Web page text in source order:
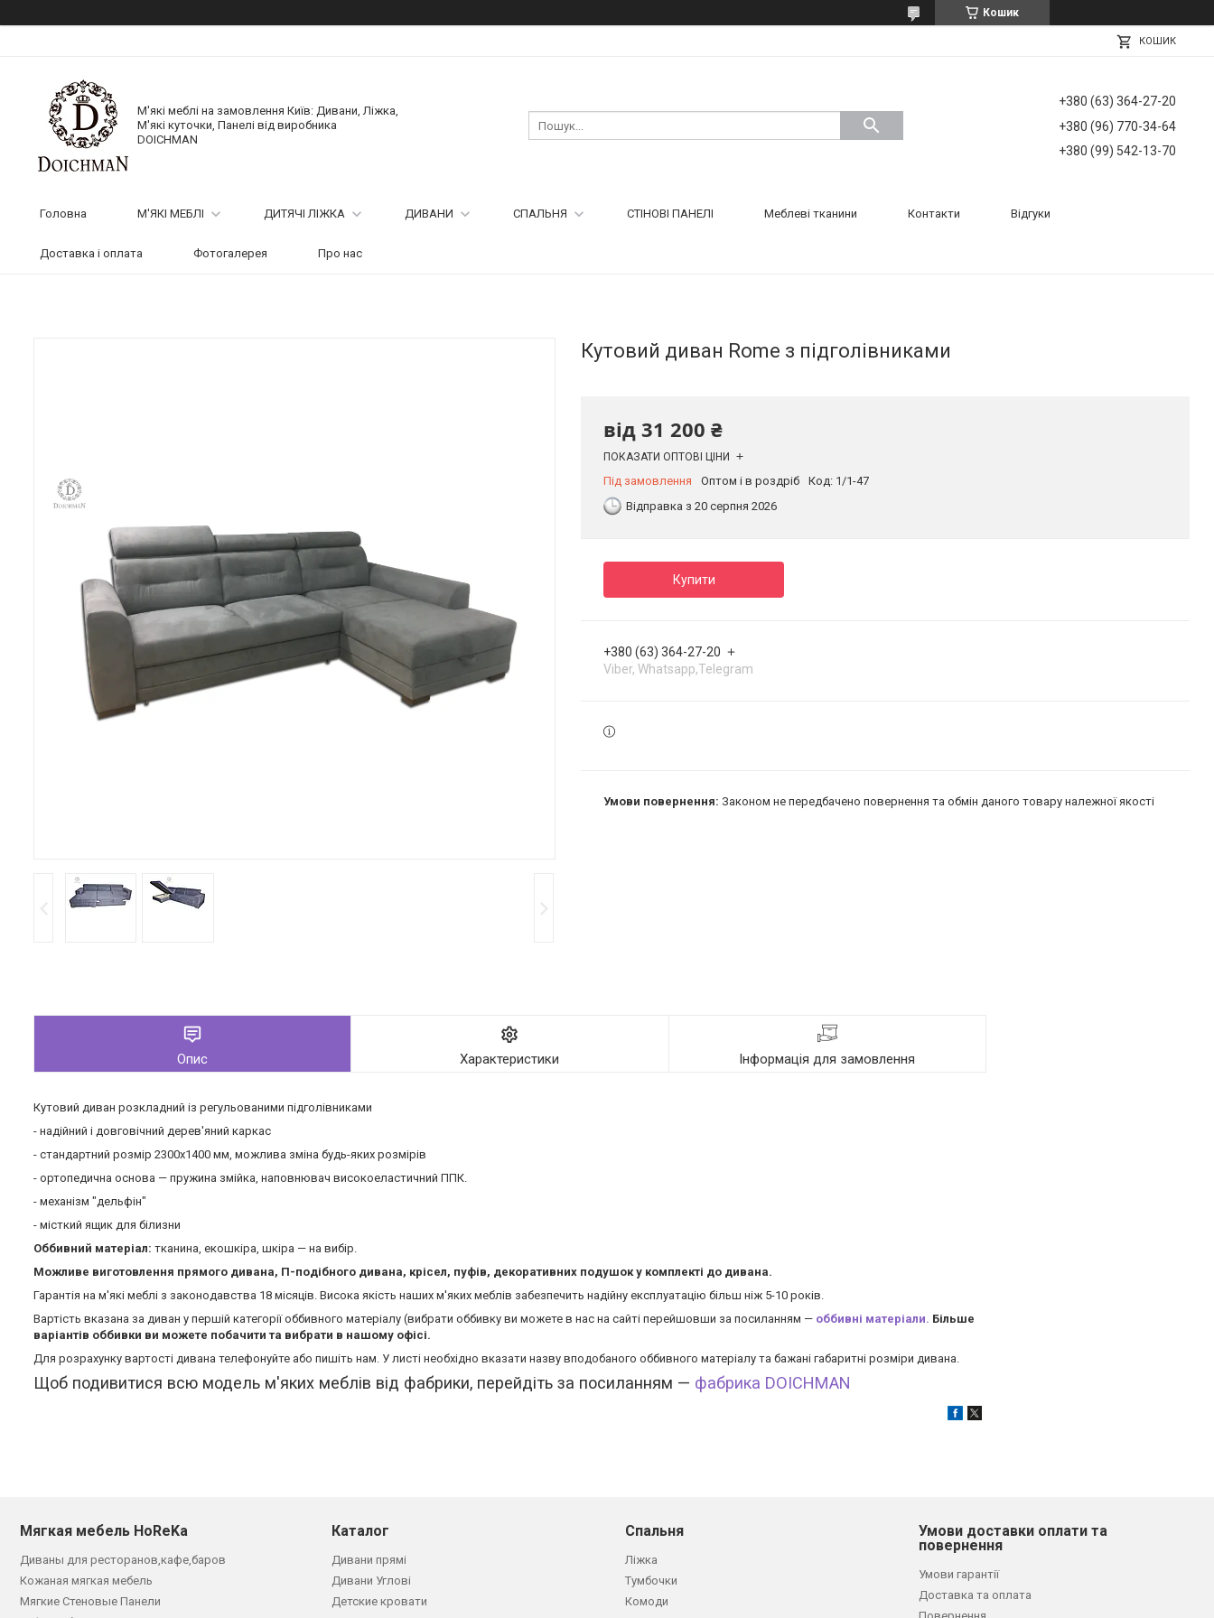
Кошик
КОШИК
М'які меблі на замовлення Київ: Дивани, Ліжка,
М'які куточки, Панелі від виробника
DOICHMAN
+380 (63) 364-27-20
+380 (96) 770-34-64
+380 (99) 542-13-70
Головна М'ЯКІ МЕБЛІ ДИТЯЧІ ЛІЖКА ДИВАНИ СПАЛЬНЯ СТІНОВІ ПАНЕЛІ Меблеві тканини Контакти Відгуки
Доставка і оплата Фотогалерея Про нас
Кутовий диван Rome з підголівниками
від 31 200 ₴
ПОКАЗАТИ ОПТОВІ ЦІНИ
Під замовлення Оптом і в роздріб Код: 1/1-47
Відправка з 20 серпня 2026
Купити
+380 (63) 364-27-20
Viber, Whatsapp,Telegram
Законом не передбачено повернення та обмін даного товару належної якості
Опис Характеристики Інформація для замовлення
Кутовий диван розкладний із регульованими підголівниками
- надійний і довговічний дерев'яний каркас
- стандартний розмір 2300х1400 мм, можлива зміна будь-яких розмірів
- ортопедична основа — пружина змійка, наповнювач високоеластичний ППК.
- механізм "дельфін"
- місткий ящик для білизни
Оббивний матеріал: тканина, екошкіра, шкіра — на вибір.
Можливе виготовлення прямого дивана, П-подібного дивана, крісел, пуфів, декоративних подушок у комплекті до дивана.
Гарантія на м'які меблі з законодавства 18 місяців. Висока якість наших м'яких меблів забезпечить надійну експлуатацію більш ніж 5-10 років.
Вартість вказана за диван у першій категорії оббивного матеріалу (вибрати оббивку ви можете в нас на сайті перейшовши за посиланням — оббивні матеріали. Більше
варіантів оббивки ви можете побачити та вибрати в нашому офісі.
Для розрахунку вартості дивана телефонуйте або пишіть нам. У листі необхідно вказати назву вподобаного оббивного матеріалу та бажані габаритні розміри дивана.
Щоб подивитися всю модель м'яких меблів від фабрики, перейдіть за посиланням — фабрика DOICHMAN
Мягкая мебель HoReKa
Диваны для ресторанов,кафе,баров
Кожаная мягкая мебель
Мягкие Стеновые Панели
Каталог
Дивани прямі
Дивани Углові
Детские кровати
Спальня
Ліжка
Тумбочки
Комоди
Умови доставки оплати та
повернення
Умови гарантії
Доставка та оплата